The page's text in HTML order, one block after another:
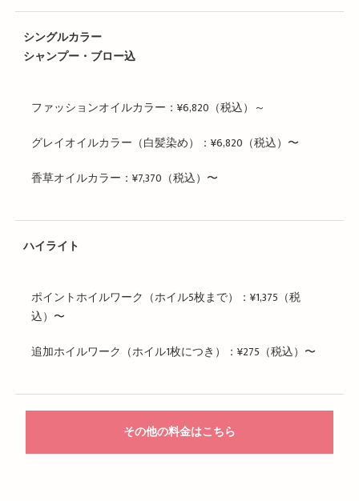
シングルカラー
シャンプー・ブロー込
ファッションオイルカラー：¥6,820（税込）～
グレイオイルカラー（白髪染め）：¥6,820（税込）〜
香草オイルカラー：¥7,370（税込）〜
ハイライト
ポイントホイルワーク（ホイル5枚まで）：¥1,375（税
込）〜
追加ホイルワーク（ホイル1枚につき）：¥275（税込）〜
その他の料金はこちら